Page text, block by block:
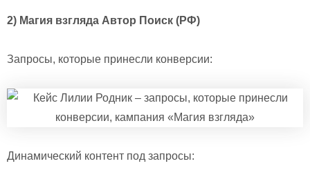
2) Магия взгляда Автор Поиск (РФ)
Запросы, которые принесли конверсии:
Динамический контент под запросы: